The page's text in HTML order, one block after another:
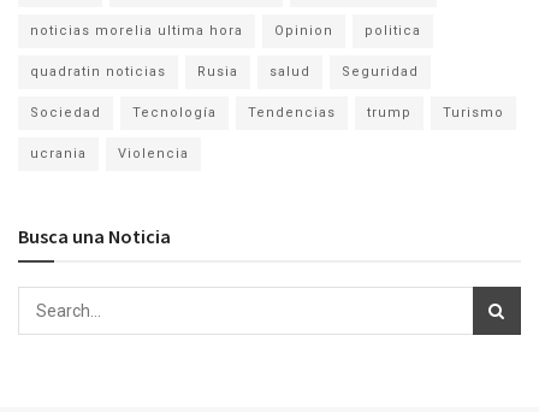
noticias morelia ultima hora Opinion politica
quadratin noticias Rusia salud Seguridad
Sociedad Tecnología Tendencias trump Turismo
ucrania Violencia
Busca una Noticia